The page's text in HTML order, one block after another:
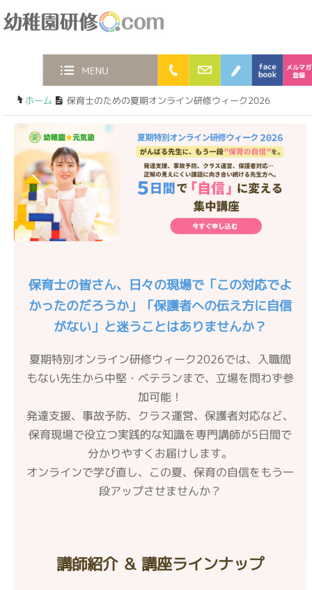
MENU 0120-36-2023
お問合わせフォ
ブログ
ホーム / 保育士のための夏期オンライン研修ウィーク2026
保育士の皆さん、日々の現場で「この対応でよ
かったのだろうか」「保護者への伝え方に自信
がない」と迷うことはありませんか？
夏期特別オンライン研修ウィーク2026では、入職間
もない先生から中堅・ベテランまで、立場を問わず参
加可能！
発達支援、事故予防、クラス運営、保護者対応など、
保育現場で役立つ実践的な知識を専門講師が5日間で
分かりやすくお届けします。
オンラインで学び直し、この夏、保育の自信をもう一
段アップさせませんか？
講師紹介 ＆ 講座ラインナップ